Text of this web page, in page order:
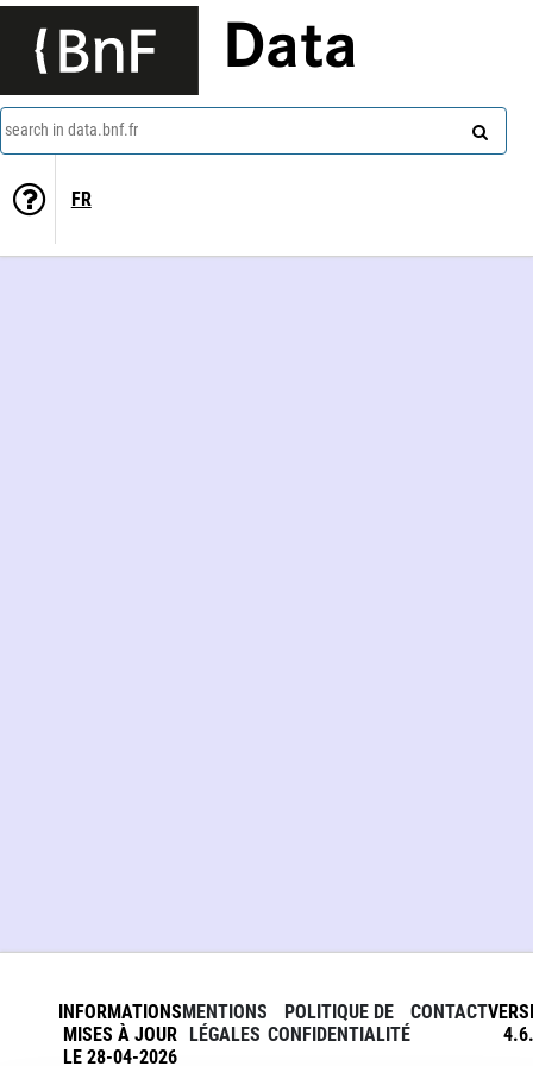
Data
search in data.bnf.fr
FR
INFORMATIONS
MISES À JOUR
LE 28-04-2026
MENTIONS
LÉGALES
POLITIQUE DE
CONFIDENTIALITÉ
CONTACT